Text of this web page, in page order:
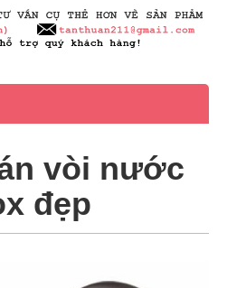
vòi nước
đẹp